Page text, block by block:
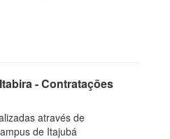
- Contratações
através de
de Itajubá